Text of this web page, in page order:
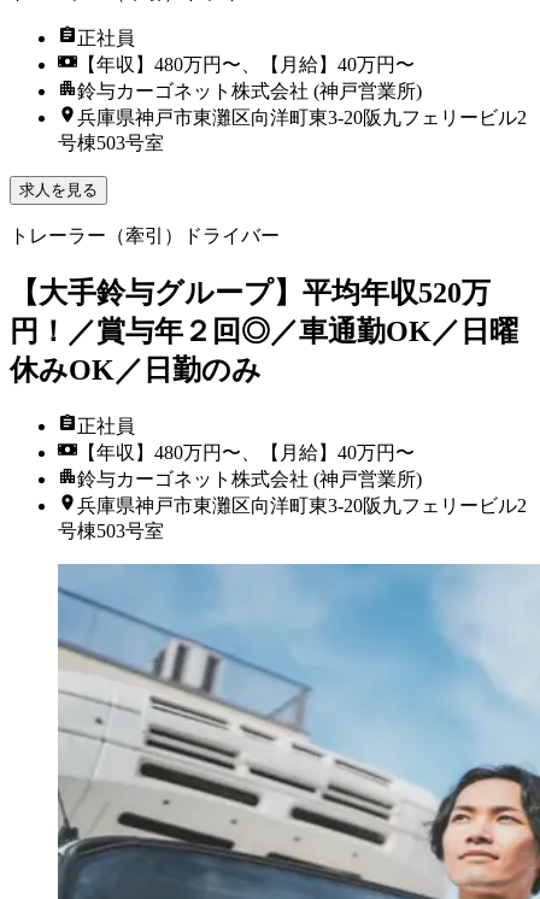
正社員
【年収】480万円〜、【月給】40万円〜
鈴与カーゴネット株式会社 (神戸営業所)
兵庫県神戸市東灘区向洋町東3-20阪九フェリービル2
号棟503号室
求人を見る
トレーラー（牽引）ドライバー
【大手鈴与グループ】平均年収520万
円！／賞与年２回◎／車通勤OK／日曜
休みOK／日勤のみ
正社員
【年収】480万円〜、【月給】40万円〜
鈴与カーゴネット株式会社 (神戸営業所)
兵庫県神戸市東灘区向洋町東3-20阪九フェリービル2
号棟503号室